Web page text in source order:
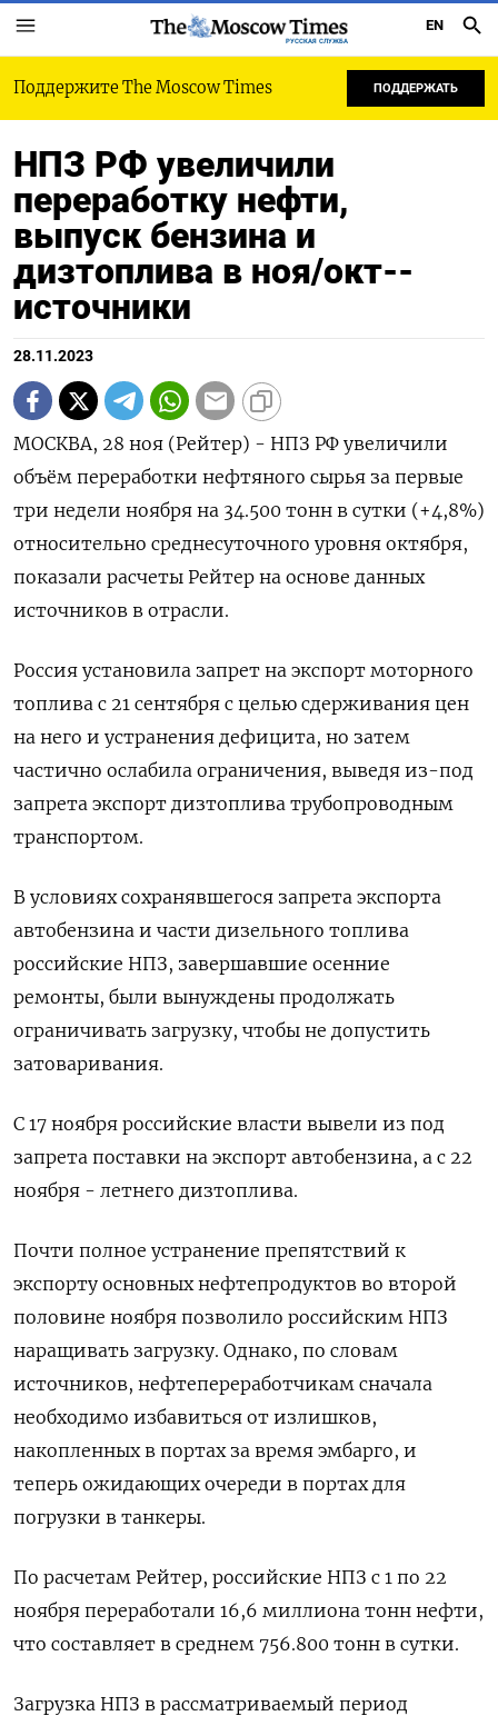
РУССКАЯ СЛУЖБА
EN
Поддержите The Moscow Times ПОДДЕРЖАТЬ
НПЗ РФ увеличили
переработку нефти,
выпуск бензина и
дизтоплива в ноя/окт--
источники
28.11.2023
МОСКВА, 28 ноя (Рейтер) - НПЗ РФ увеличили
объём переработки нефтяного сырья за первые
три недели ноября на 34.500 тонн в сутки (+4,8%)
относительно среднесуточного уровня октября,
показали расчеты Рейтер на основе данных
источников в отрасли.
Россия установила запрет на экспорт моторного
топлива с 21 сентября с целью сдерживания цен
на него и устранения дефицита, но затем
частично ослабила ограничения, выведя из-под
запрета экспорт дизтоплива трубопроводным
транспортом.
В условиях сохранявшегося запрета экспорта
автобензина и части дизельного топлива
российские НПЗ, завершавшие осенние
ремонты, были вынуждены продолжать
ограничивать загрузку, чтобы не допустить
затоваривания.
С 17 ноября российские власти вывели из под
запрета поставки на экспорт автобензина, а с 22
ноября - летнего дизтоплива.
Почти полное устранение препятствий к
экспорту основных нефтепродуктов во второй
половине ноября позволило российским НПЗ
наращивать загрузку. Однако, по словам
источников, нефтепереработчикам сначала
необходимо избавиться от излишков,
накопленных в портах за время эмбарго, и
теперь ожидающих очереди в портах для
погрузки в танкеры.
По расчетам Рейтер, российские НПЗ с 1 по 22
ноября переработали 16,6 миллиона тонн нефти,
что составляет в среднем 756.800 тонн в сутки.
Загрузка НПЗ в рассматриваемый период